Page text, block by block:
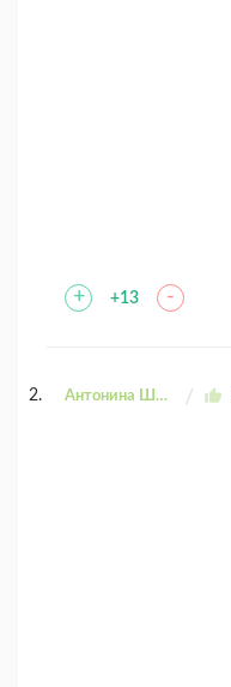
+ +13 -
Антонина Шахтаренко